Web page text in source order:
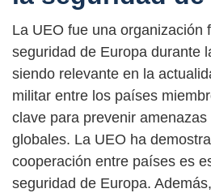
La UEO fue una organización
seguridad de Europa durante
siendo relevante en la
militar entre los países
clave para prevenir
globales. La UEO ha
cooperación entre países es
seguridad de Europa.